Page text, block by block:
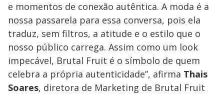
e momentos de conexão autêntica. A moda é a
nossa passarela para essa conversa, pois ela
traduz, sem filtros, a atitude e o estilo que o
nosso público carrega. Assim como um look
impecável, Brutal Fruit é o símbolo de quem
celebra a própria autenticidade”, afirma Thais
Soares, diretora de Marketing de Brutal Fruit